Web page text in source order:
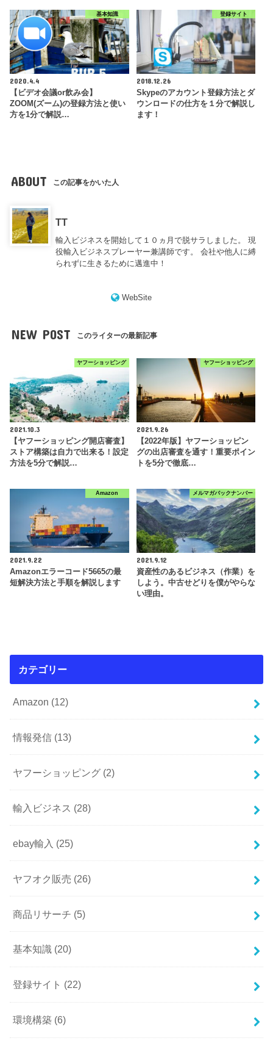
基本知識
2020.4.4
【ビデオ会議or飲み会】
ZOOM(ズーム)の登録方法と使い
方を1分で解説…
登録サイト
2018.12.26
Skypeのアカウント登録方法とダ
ウンロードの仕方を１分で解説し
ます！
ABOUT この記事をかいた人
TT
輸入ビジネスを開始して１０ヵ月で脱サラしました。 現
役輸入ビジネスプレーヤー兼講師です。 会社や他人に縛
られずに生きるために邁進中！
WebSite
NEW POST このライターの最新記事
ヤフーショッピング
2021.10.3
【ヤフーショッピング開店審査】
ストア構築は自力で出来る！設定
方法を5分で解説…
ヤフーショッピング
2021.9.26
【2022年版】ヤフーショッピン
グの出店審査を通す！重要ポイン
トを5分で徹底…
Amazon
2021.9.22
Amazonエラーコード5665の最
短解決方法と手順を解説します
メルマガバックナンバー
2021.9.12
資産性のあるビジネス（作業）を
しよう。中古せどりを僕がやらな
い理由。
カテゴリー
Amazon (12)
情報発信 (13)
ヤフーショッピング (2)
輸入ビジネス (28)
ebay輸入 (25)
ヤフオク販売 (26)
商品リサーチ (5)
基本知識 (20)
登録サイト (22)
環境構築 (6)